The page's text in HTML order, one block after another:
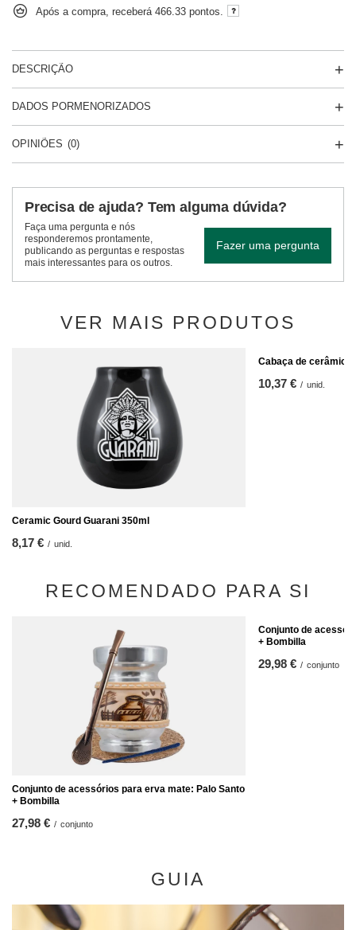
Após a compra, receberá 466.33 pontos.
DESCRIÇÃO
DADOS PORMENORIZADOS
OPINIÕES (0)
Precisa de ajuda? Tem alguma dúvida?
Faça uma pergunta e nós
responderemos prontamente,
publicando as perguntas e respostas
mais interessantes para os outros.
Fazer uma pergunta
VER MAIS PRODUTOS
Ceramic Gourd Guarani 350ml
8,17 € / unid.
Cabaça de cerâmica
10,37 € / unid.
RECOMENDADO PARA SI
Conjunto de acessórios para erva mate: Palo Santo
+ Bombilla
27,98 € / conjunto
Conjunto de
+ Bombilla
29,98 € / conjunto
GUIA